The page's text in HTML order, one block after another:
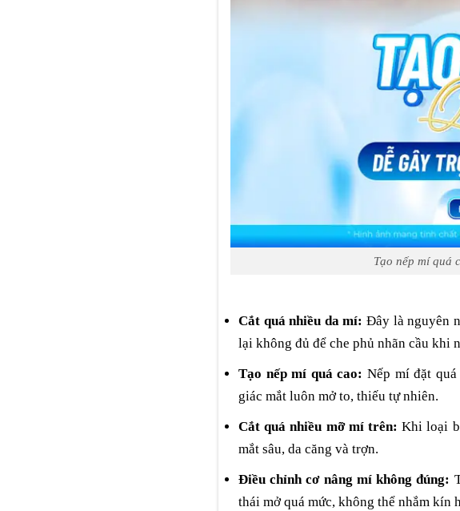
Tạo nếp mí quá
Cắt quá nhiều da mí: Đây là nguyên
lại không đủ để che phủ nhãn cầu khi
Tạo nếp mí quá cao: Nếp mí đặt
giác mắt luôn mở to, thiếu tự nhiên.
Cắt quá nhiều mỡ mí trên: Khi loại
mắt sâu, da căng và trợn.
Điều chỉnh cơ nâng mí không đúng:
thái mở quá mức, không thể nhắm kín